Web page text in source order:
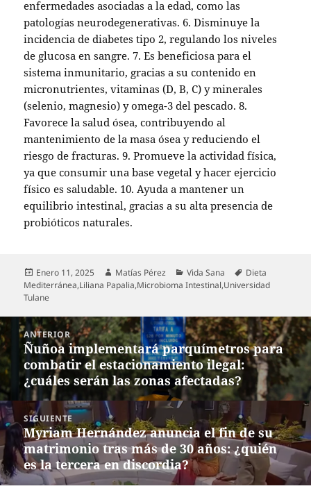
enfermedades asociadas a la edad, como las
patologías neurodegenerativas. 6. Disminuye la
incidencia de diabetes tipo 2, regulando los niveles
de glucosa en sangre. 7. Es beneficiosa para el
sistema inmunitario, gracias a su contenido en
micronutrientes, vitaminas (D, B, C) y minerales
(selenio, magnesio) y omega-3 del pescado. 8.
Favorece la salud ósea, contribuyendo al
mantenimiento de la masa ósea y reduciendo el
riesgo de fracturas. 9. Promueve la actividad física,
ya que consumir una base vegetal y hacer ejercicio
físico es saludable. 10. Ayuda a mantener un
equilibrio intestinal, gracias a su alta presencia de
probióticos naturales.
Publicado
el
Enero 11, 2025 Autor
Matías Pérez Categorías
Vida Sana Etiquetas
Dieta
Mediterránea,Liliana Papalia,Microbioma Intestinal,Universidad
Tulane
Navegación
de
entradas
ANTERIOR
Entrada
anterior:
Ñuñoa implementará parquímetros para
combatir el estacionamiento ilegal:
¿cuáles serán las zonas afectadas?
SIGUIENTE
Entrada
siguiente:
Myriam Hernández anuncia el fin de su
matrimonio tras más de 30 años: ¿quién
es la tercera en discordia?